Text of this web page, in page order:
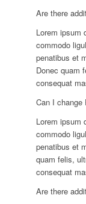
Are there
Lorem ipsum
commodo
penatibus et
Donec quam
consequat
Can I
Lorem ipsum
commodo
penatibus et
quam felis,
consequat
Are there